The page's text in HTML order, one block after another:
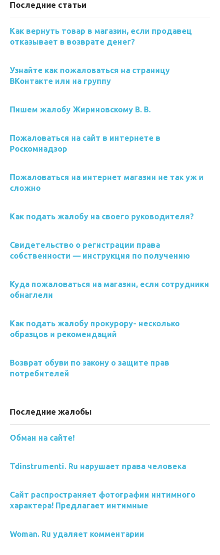
Последние статьи
Как вернуть товар в магазин, если продавец
отказывает в возврате денег?
Узнайте как пожаловаться на страницу
ВКонтакте или на группу
Пишем жалобу Жириновскому В. В.
Пожаловаться на сайт в интернете в
Роскомнадзор
Пожаловаться на интернет магазин не так уж и
сложно
Как подать жалобу на своего руководителя?
Свидетельство о регистрации права
собственности — инструкция по получению
Куда пожаловаться на магазин, если сотрудники
обнаглели
Как подать жалобу прокурору- несколько
образцов и рекомендаций
Возврат обуви по закону о защите прав
потребителей
Последние жалобы
Обман на сайте!
Tdinstrumenti. Ru нарушает права человека
Сайт распространяет фотографии интимного
характера! Предлагает интимные
Woman. Ru удаляет комментарии